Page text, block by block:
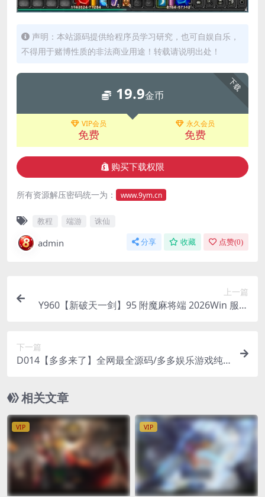
声明：本站源码提供给程序员学习研究，也可自娱自乐，
不得用于赌博性质的非法商业用途！转载请说明出处！
下载
19.9金币
VIP会员
免费
永久会员
免费
购买下载权限
所有资源解压密码统一为： www.9ym.cn
教程 端游 诛仙
admin 分享 收藏 点赞(0)
上一篇
Y960【新破天一剑】95 附魔麻将端 2026Win 服务
下一篇
D014【多多来了】全网最全源码/多多娱乐游戏纯
相关文章
VIP VIP